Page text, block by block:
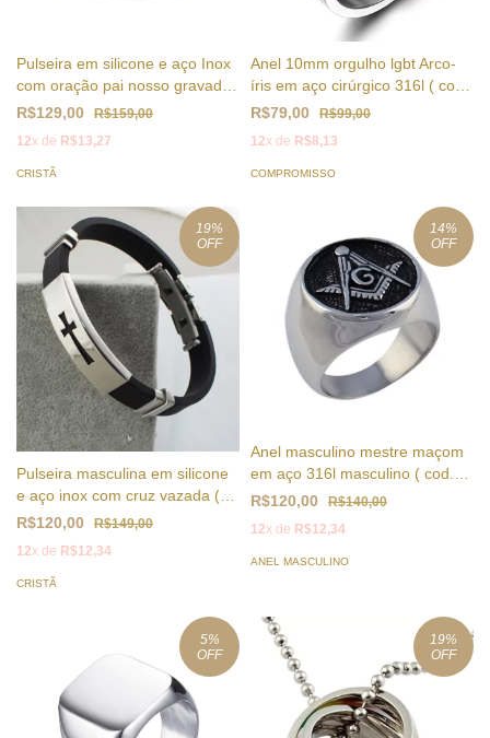
Pulseira em silicone e aço Inox
com oração pai nosso gravado
a laser ( cod. BS-016 )
R$129,00
R$159,00
12x de R$13,27
CRISTÃ
Anel 10mm orgulho lgbt Arco-
íris em aço cirúrgico 316l ( cod.
PR-006)
R$79,00
R$99,00
12x de R$8,13
COMPROMISSO
19%
OFF
Pulseira masculina em silicone
e aço inox com cruz vazada (
cod. BS-02 )
R$120,00
R$149,00
12x de R$12,34
CRISTÃ
14%
OFF
Anel masculino mestre maçom
em aço 316l masculino ( cod.
RC-004 )
R$120,00
R$140,00
12x de R$12,34
ANEL MASCULINO
5%
OFF
19%
OFF